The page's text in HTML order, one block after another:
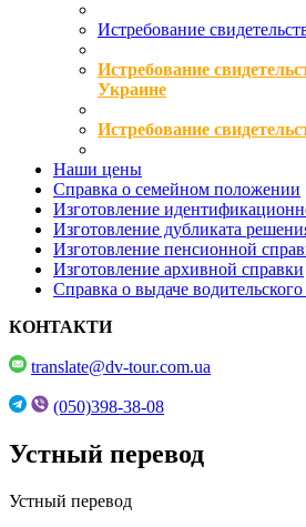
Истребование
Истребование
Украине
Истребование
Наши цены
Справка о семейном положении
Изготовление
Изготовление дубликата
Изготовление пенсионной
Изготовление архивной справки
Справка о выдаче
КОНТАКТИ
translate@dv-tour.com.ua
(050)398-38-08
Устный перевод
Устный перевод